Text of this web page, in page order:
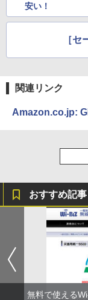
安い！
［
関連リンク
Amazon.co.jp:
おすすめ記事
無料で使える